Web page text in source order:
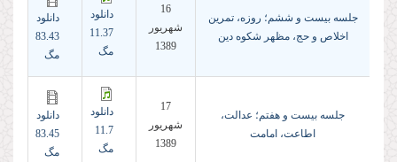
جلسه بیست و ششم؛ روزه، تمرین
اخلاص و حج، مظهر شکوه دین
16
شهريور
1389
دانلود
11.37
مگ
دانلود
83.43
مگ
جلسه بیست و هفتم؛ عدالت،
اطاعت، امامت
17
شهريور
1389
دانلود
11.7
مگ
دانلود
83.45
مگ